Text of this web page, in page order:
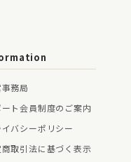
務局
ト会員制度のご案内
バシーポリシー
取引法に基づく表示